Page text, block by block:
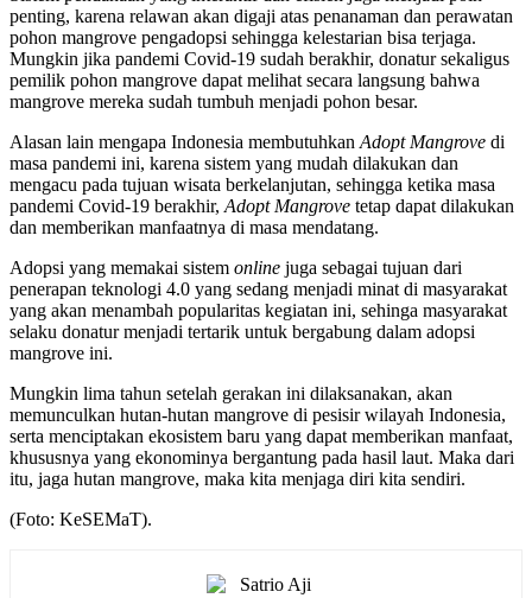
penting, karena relawan akan digaji atas penanaman dan perawatan
pohon mangrove pengadopsi sehingga kelestarian bisa terjaga.
Mungkin jika pandemi Covid-19 sudah berakhir, donatur sekaligus
pemilik pohon mangrove dapat melihat secara langsung bahwa
mangrove mereka sudah tumbuh menjadi pohon besar.
Alasan lain mengapa Indonesia membutuhkan Adopt Mangrove di
masa pandemi ini, karena sistem yang mudah dilakukan dan
mengacu pada tujuan wisata berkelanjutan, sehingga ketika masa
pandemi Covid-19 berakhir, Adopt Mangrove tetap dapat dilakukan
dan memberikan manfaatnya di masa mendatang.
Adopsi yang memakai sistem online juga sebagai tujuan dari
penerapan teknologi 4.0 yang sedang menjadi minat di masyarakat
yang akan menambah popularitas kegiatan ini, sehinga masyarakat
selaku donatur menjadi tertarik untuk bergabung dalam adopsi
mangrove ini.
Mungkin lima tahun setelah gerakan ini dilaksanakan, akan
memunculkan hutan-hutan mangrove di pesisir wilayah Indonesia,
serta menciptakan ekosistem baru yang dapat memberikan manfaat,
khususnya yang ekonominya bergantung pada hasil laut. Maka dari
itu, jaga hutan mangrove, maka kita menjaga diri kita sendiri.
(Foto: KeSEMaT).